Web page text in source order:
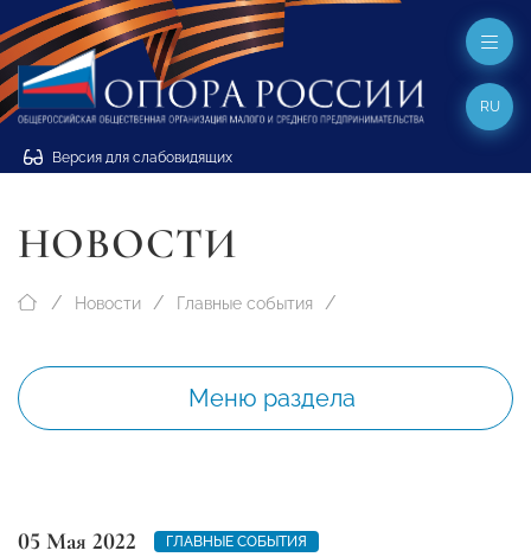
Версия для слабовидящих
RU
НОВОСТИ
Новости Главные события
Меню раздела
05 Мая 2022 ГЛАВНЫЕ СОБЫТИЯ